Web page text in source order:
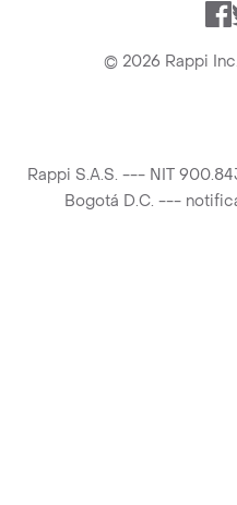
© 2026 Rappi
Rappi S.A.S. --- NIT
Bogotá D.C. ---